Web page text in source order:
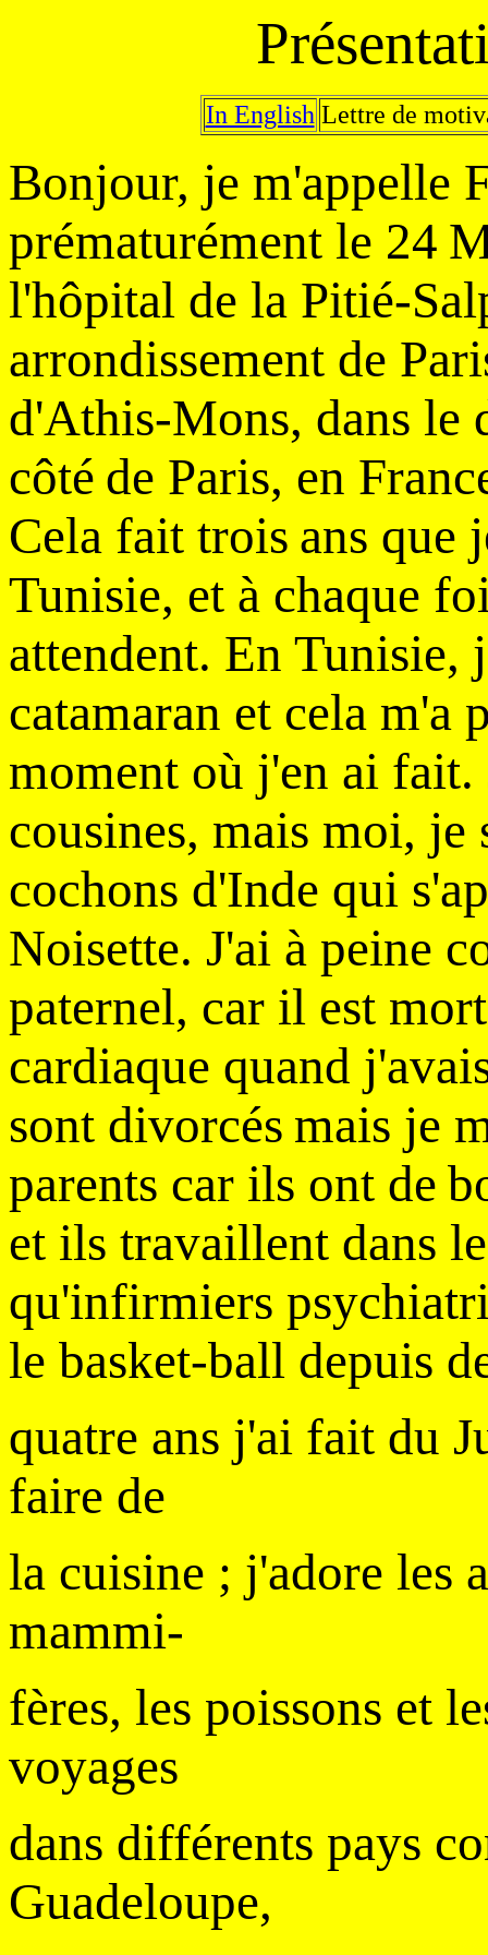
In English Lettre de
Bonjour, je m'appelle
prématurément le 24
l'hôpital de la Pitié-
arrondissement de
d'Athis-Mons, dans le
côté de Paris, en
Cela fait trois ans que
Tunisie, et à chaque
attendent. En Tunisie,
catamaran et cela m'a
moment où j'en ai fait.
cousines, mais moi,
cochons d'Inde qui
Noisette. J'ai à peine
paternel, car il est
cardiaque quand
sont divorcés mais je
parents car ils ont de
et ils travaillent dans
qu'infirmiers
le basket-ball depuis
quatre ans j'ai fait du
faire de
la cuisine ; j'adore les
mammi-
fères, les poissons et
voyages
dans différents pays
Guadeloupe,